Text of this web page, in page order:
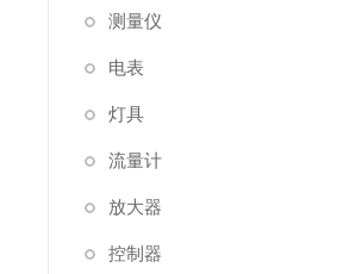
测量仪
电表
灯具
流量计
放大器
控制器